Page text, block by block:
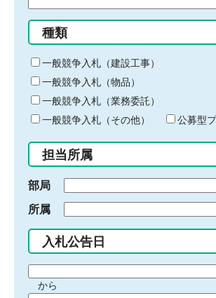
る
キ
ー
ワ
ー
ド
入
力
種類
一般競争入札（建設工事）
一般競争入札（物品）
一般競争入札（業務委託）
一般競争入札（その他）
公募型
担当所属
部局
所属
入札公告日
間から